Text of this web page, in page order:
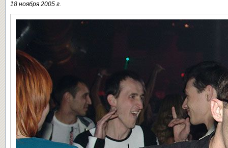
18 ноября 2005 г.